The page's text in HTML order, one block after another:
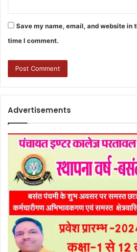
Save my name, email, and website in
time I comment.
Advertisements